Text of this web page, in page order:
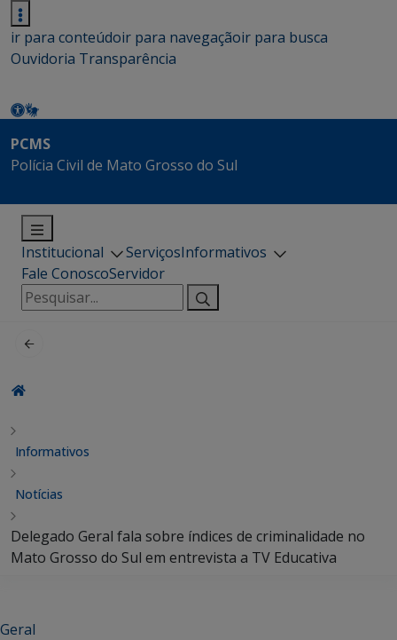
ir para conteúdoir para navegaçãoir para busca
Ouvidoria Transparência
PCMS
Polícia Civil de Mato Grosso do Sul
Institucional ServiçosInformativos
Fale ConoscoServidor
Pesquisar
por:
Informativos
Notícias
Delegado Geral fala sobre índices de criminalidade no
Mato Grosso do Sul em entrevista a TV Educativa
Geral